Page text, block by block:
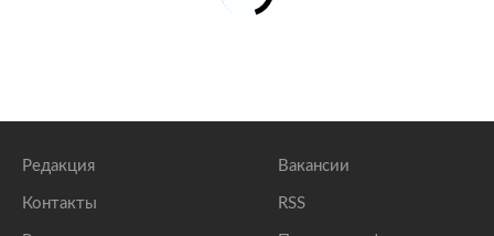
Редакция
Контакты
Вакансии
RSS